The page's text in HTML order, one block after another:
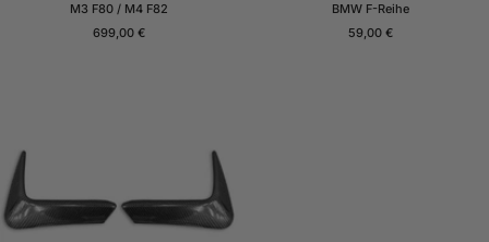
M3 F80 / M4 F82
Angebotspreis
699,00 €
BMW F-Reihe
Angebotspreis
59,00 €